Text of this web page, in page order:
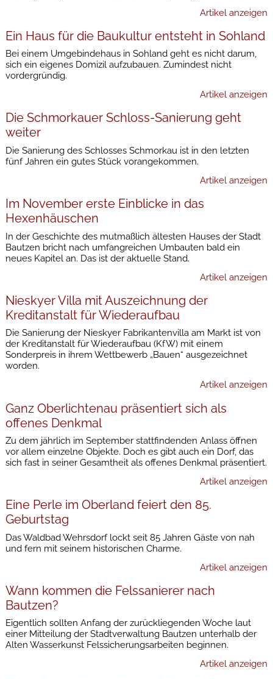
Artikel anzeigen
Ein Haus für die Baukultur entsteht in Sohland
Bei einem Umgebindehaus in Sohland geht es nicht darum,
sich ein eigenes Domizil aufzubauen. Zumindest nicht
vordergründig.
Artikel anzeigen
Die Schmorkauer Schloss-Sanierung geht
weiter
Die Sanierung des Schlosses Schmorkau ist in den letzten
fünf Jahren ein gutes Stück vorangekommen.
Artikel anzeigen
Im November erste Einblicke in das
Hexenhäuschen
In der Geschichte des mutmaßlich ältesten Hauses der Stadt
Bautzen bricht nach umfangreichen Umbauten bald ein
neues Kapitel an. Das ist der aktuelle Stand.
Artikel anzeigen
Nieskyer Villa mit Auszeichnung der
Kreditanstalt für Wiederaufbau
Die Sanierung der Nieskyer Fabrikantenvilla am Markt ist von
der Kreditanstalt für Wiederaufbau (KfW) mit einem
Sonderpreis in ihrem Wettbewerb „Bauen“ ausgezeichnet
worden.
Artikel anzeigen
Ganz Oberlichtenau präsentiert sich als
offenes Denkmal
Zu dem jährlich im September stattfindenden Anlass öffnen
vor allem einzelne Objekte. Doch es gibt auch ein Dorf, das
sich fast in seiner Gesamtheit als offenes Denkmal präsentiert.
Artikel anzeigen
Eine Perle im Oberland feiert den 85.
Geburtstag
Das Waldbad Wehrsdorf lockt seit 85 Jahren Gäste von nah
und fern mit seinem historischen Charme.
Artikel anzeigen
Wann kommen die Felssanierer nach
Bautzen?
Eigentlich sollten Anfang der zurückliegenden Woche laut
einer Mitteilung der Stadtverwaltung Bautzen unterhalb der
Alten Wasserkunst Felssicherungsarbeiten beginnen.
Artikel anzeigen